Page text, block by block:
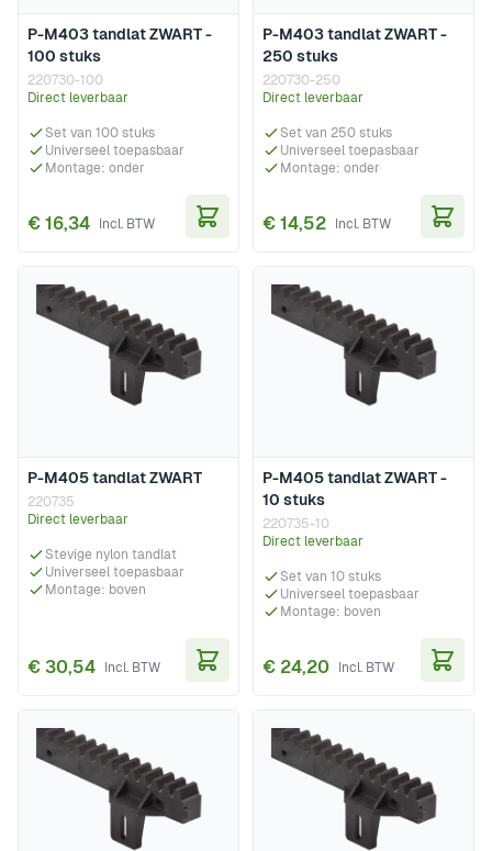
P-M403 tandlat ZWART -
100 stuks
220730-100
Direct leverbaar
Set van 100 stuks
Universeel toepasbaar
Montage: onder
€ 16,34
P-M403 tandlat ZWART -
250 stuks
220730-250
Direct leverbaar
Set van 250 stuks
Universeel toepasbaar
Montage: onder
€ 14,52
P-M405 tandlat ZWART
220735
Direct leverbaar
Stevige nylon tandlat
Universeel toepasbaar
Montage: boven
€ 30,54
P-M405 tandlat ZWART -
10 stuks
220735-10
Direct leverbaar
Set van 10 stuks
Universeel toepasbaar
Montage: boven
€ 24,20